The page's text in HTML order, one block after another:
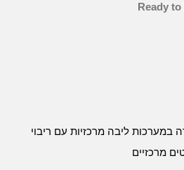
Ready
במערכות ליבה מרכזיות עם ריבוי
מרכזיים